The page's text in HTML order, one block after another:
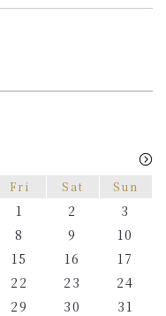
Fri Sat Sun
1 2
3
8 9
10
15 16
17
22 23
24
29 30 31